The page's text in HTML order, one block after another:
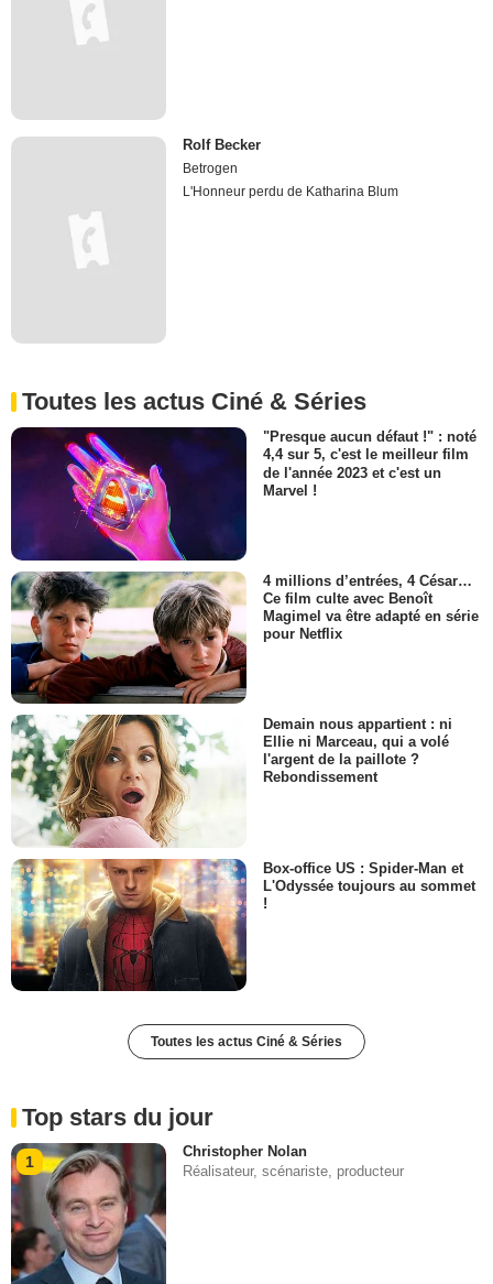
Rolf Becker
Betrogen
L'Honneur perdu de Katharina Blum
Toutes les actus Ciné & Séries
"Presque aucun défaut !" : noté
4,4 sur 5, c'est le meilleur film
de l'année 2023 et c'est un
Marvel !
4 millions d’entrées, 4 César…
Ce film culte avec Benoît
Magimel va être adapté en série
pour Netflix
Demain nous appartient : ni
Ellie ni Marceau, qui a volé
l'argent de la paillote ?
Rebondissement
Box-office US : Spider-Man et
L'Odyssée toujours au sommet
!
Toutes les actus Ciné & Séries
Top stars du jour
1
Christopher Nolan
Réalisateur, scénariste, producteur